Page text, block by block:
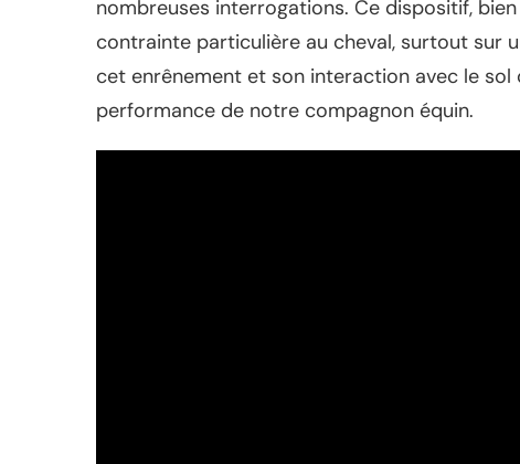
nombreuses interrogations. Ce dispositif,
contrainte particulière au cheval, surtout sur
cet enrênement et son interaction avec le
performance de notre compagnon équin.